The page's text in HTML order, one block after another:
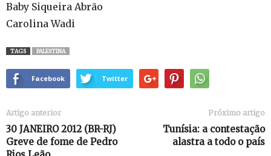
Baby Siqueira Abrão
Carolina Wadi
TAGS PALESTINA
Facebook Twitter
Artigo anterior
30 JANEIRO 2012 (BR-RJ)
Greve de fome de Pedro
Próximo artigo
Tunísia: a contestação
alastra a todo o país